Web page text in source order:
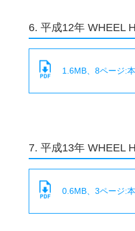
6. 平成12年 WHEEL
1.6MB、8ページ:
7. 平成13年 WHEEL
0.6MB、3ページ: